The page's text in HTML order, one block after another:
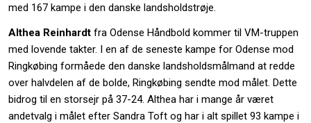
med 167 kampe i den danske landsholdstrøje.
Althea Reinhardt fra Odense Håndbold kommer til VM-truppen
med lovende takter. I en af de seneste kampe for Odense mod
Ringkøbing formåede den danske landsholdsmålmand at redde
over halvdelen af de bolde, Ringkøbing sendte mod målet. Dette
bidrog til en storsejr på 37-24. Althea har i mange år været
andetvalg i målet efter Sandra Toft og har i alt spillet 93 kampe i